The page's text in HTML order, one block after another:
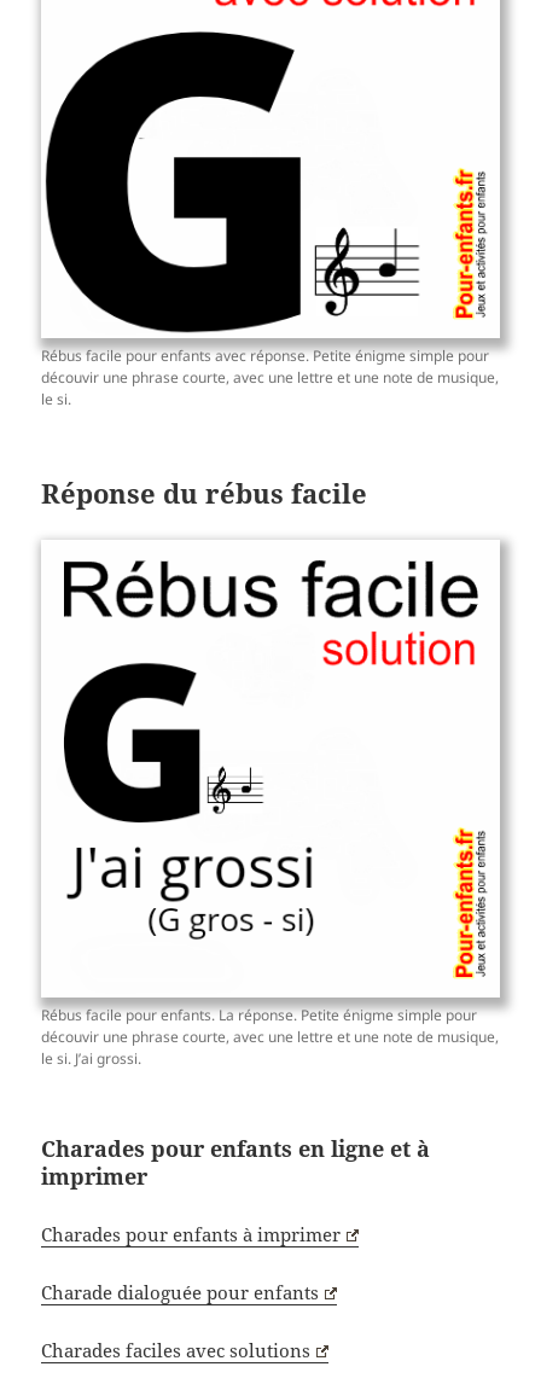
Rébus facile pour enfants avec réponse. Petite énigme simple pour
découvir une phrase courte, avec une lettre et une note de musique,
le si.
Réponse du rébus facile
Rébus facile pour enfants. La réponse. Petite énigme simple pour
découvir une phrase courte, avec une lettre et une note de musique,
le si. J’ai grossi.
Charades pour enfants en ligne et à
imprimer
Charades pour enfants à imprimer
Charade dialoguée pour enfants
Charades faciles avec solutions